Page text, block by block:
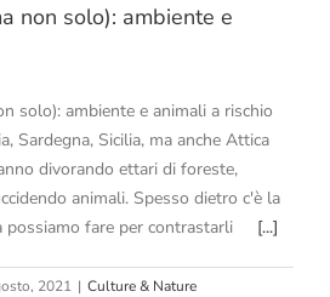
non solo): ambiente e
solo): ambiente e animali a rischio
Sardegna, Sicilia, ma anche Attica
divorando ettari di foreste,
animali. Spesso dietro c'è la
possiamo fare per contrastarli [...]
2021 | Culture & Nature